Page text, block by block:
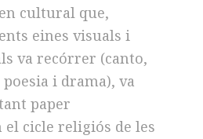
cultural que,
eines visuals i
va recórrer (canto,
i drama), va
paper
cicle religiós de les